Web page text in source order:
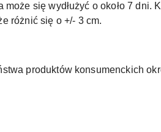
się wydłużyć o około 7 dni.
różnić się o +/- 3 cm.
produktów konsumenckich